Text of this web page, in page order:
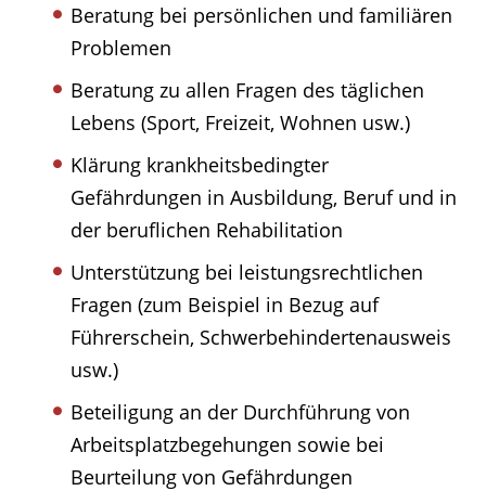
Beratung bei persönlichen und familiären
Problemen
Beratung zu allen Fragen des täglichen
Lebens (Sport, Freizeit, Wohnen usw.)
Klärung krankheitsbedingter
Gefährdungen in Ausbildung, Beruf und in
der beruflichen Rehabilitation
Unterstützung bei leistungsrechtlichen
Fragen (zum Beispiel in Bezug auf
Führerschein, Schwerbehindertenausweis
usw.)
Beteiligung an der Durchführung von
Arbeitsplatzbegehungen sowie bei
Beurteilung von Gefährdungen